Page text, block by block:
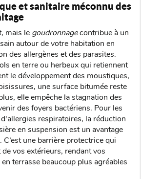
et sanitaire méconnu des
mais le goudronnagecontribue à un
autour de votre habitation en
des allergènes et des parasites.
en terre ou herbeux qui retiennent
le développement des moustiques,
une surface bitumée reste
elle empêche la stagnation des
des foyers bactériens. Pour les
respiratoires, la réduction
en suspension est un avantage
une barrière protectrice qui
vos extérieurs, rendant vos
terrasse beaucoup plus agréables